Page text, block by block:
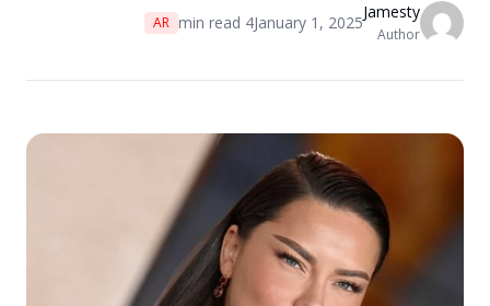
Jamesty
Author
January 1, 2025
4
AR